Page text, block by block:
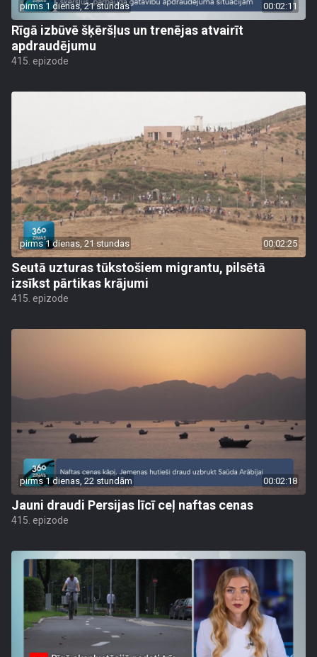
pirms 1 dienas, 21 stundas 00:02:11
Rīgā izbūvē šķēršļus un trenējas atvairīt
apdraudējumu
415. epizode
pirms 1 dienas, 21 stundas 00:02:25
Seutā uzturas tūkstošiem migrantu, pilsētā
izsīkst pārtikas krājumi
415. epizode
pirms 1 dienas, 22 stundām 00:02:18
Jauni draudi Persijas līcī ceļ naftas cenas
415. epizode